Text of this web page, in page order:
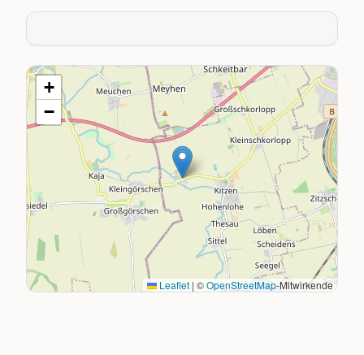
+
−
Leaflet | ©OpenStreetMap-Mitwirkende